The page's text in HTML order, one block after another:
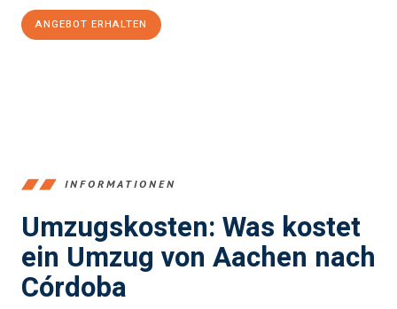
ANGEBOT ERHALTEN
INFORMATIONEN
Umzugskosten: Was kostet
ein Umzug von Aachen nach
Córdoba